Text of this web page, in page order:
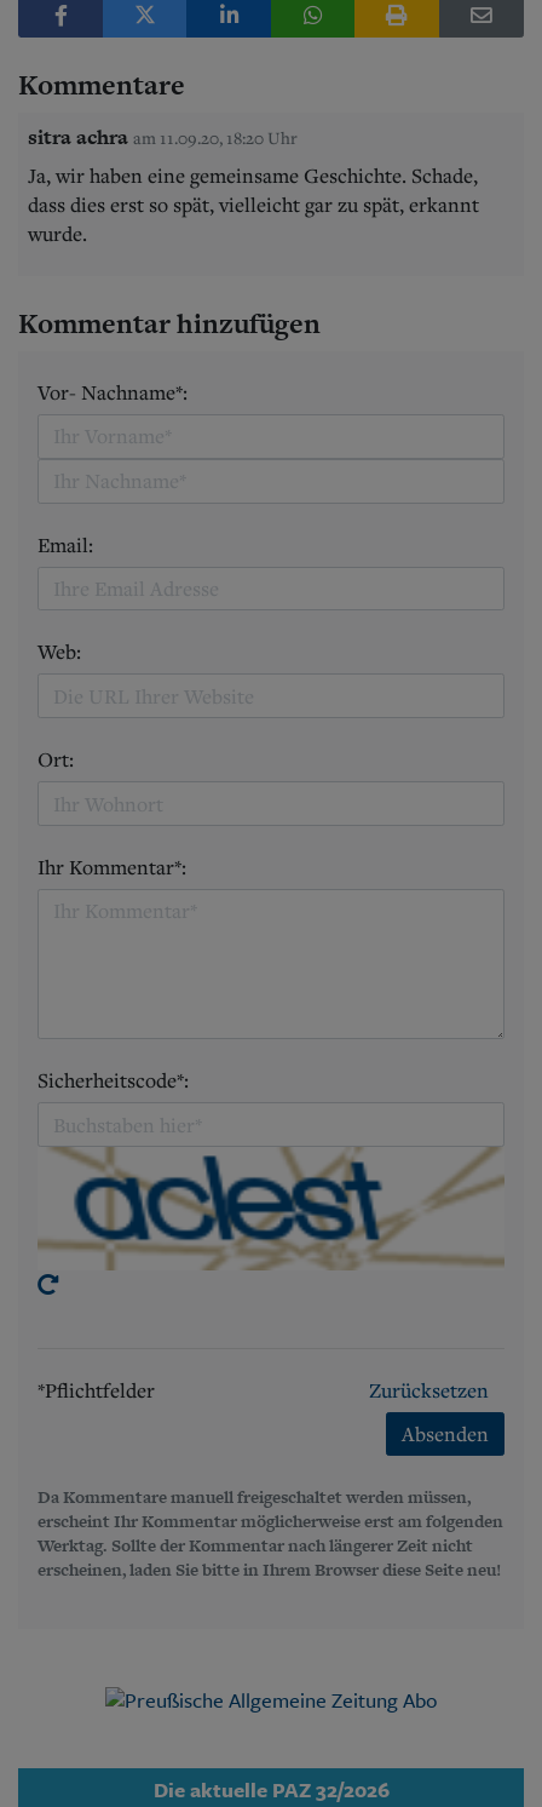
Kommentare
sitra achra am 11.09.20, 18:20 Uhr
Ja, wir haben eine gemeinsame Geschichte. Schade,
dass dies erst so spät, vielleicht gar zu spät, erkannt
wurde.
Kommentar hinzufügen
Vor- Nachname*:
Email:
Web:
Ort:
Ihr Kommentar*:
Sicherheitscode*:
*Pflichtfelder
Zurücksetzen
Absenden
Da Kommentare manuell freigeschaltet werden müssen,
erscheint Ihr Kommentar möglicherweise erst am folgenden
Werktag. Sollte der Kommentar nach längerer Zeit nicht
erscheinen, laden Sie bitte in Ihrem Browser diese Seite neu!
Die aktuelle PAZ 32/2026